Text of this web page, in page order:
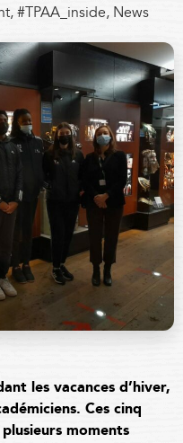
,#TPAA_inside, News
les vacances d’hiver,
Ces cinq
moments